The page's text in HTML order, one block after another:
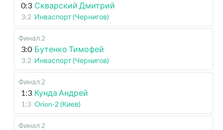
0:3 Скварский Дмитрий
3:2 Инваспорт (Чернигов)
Финал 2
3:0 Бутенко Тимофей
3:2 Инваспорт (Чернигов)
Финал 2
1:3 Кунда Андрей
1:3 Orion-2 (Киев)
Финал 2